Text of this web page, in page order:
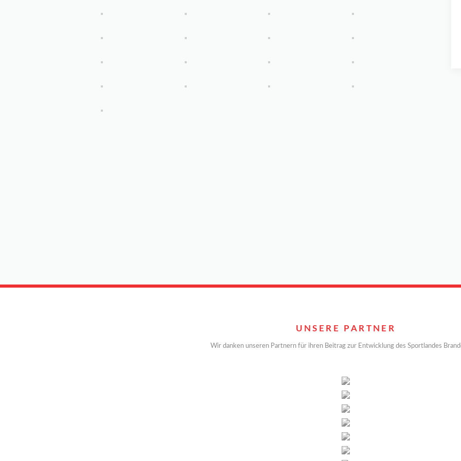
UNSERE PARTNER
Wir danken unseren Partnern für ihren Beitrag zur Entwicklung des Sportlandes